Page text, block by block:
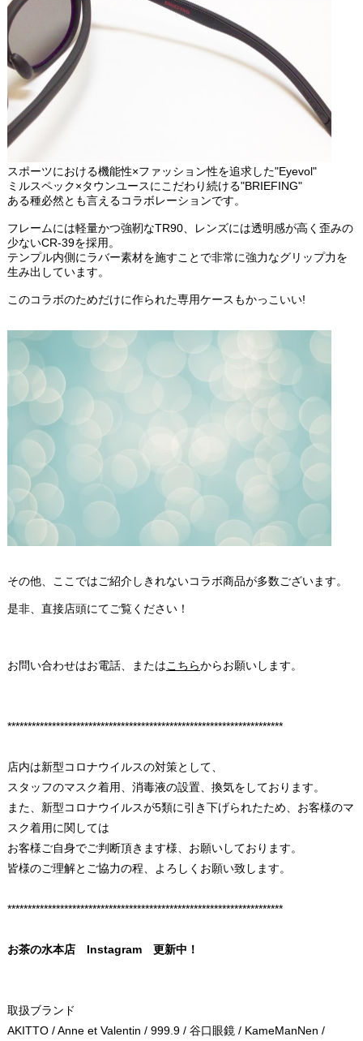
スポーツにおける機能性×ファッション性を追求した"Eyevol"
ミルスペック×タウンユースにこだわり続ける"BRIEFING"
ある種必然とも言えるコラボレーションです。
フレームには軽量かつ強靭なTR90、レンズには透明感が高く歪みの
少ないCR-39を採用。
テンプル内側にラバー素材を施すことで非常に強力なグリップ力を
生み出しています。
このコラボのためだけに作られた専用ケースもかっこいい!
その他、ここではご紹介しきれないコラボ商品が多数ございます。
是非、直接店頭にてご覧ください！
お問い合わせはお電話、またはこちらからお願いします。
********************************************************************
店内は新型コロナウイルスの対策として、
スタッフのマスク着用、消毒液の設置、換気をしております。
また、新型コロナウイルスが5類に引き下げられたため、お客様のマ
スク着用に関しては
お客様ご自身でご判断頂きます様、お願いしております。
皆様のご理解とご協力の程、よろしくお願い致します。
********************************************************************
お茶の水本店 Instagram更新中！
取扱ブランド
AKITTO/Anne et Valentin / 999.9/ 谷口眼鏡/ KameManNen /